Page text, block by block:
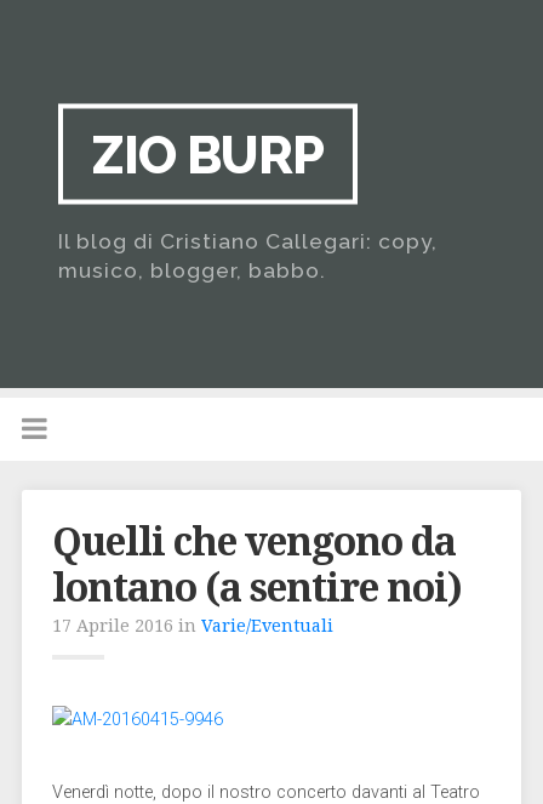
ZIO BURP
Il blog di Cristiano Callegari: copy,
musico, blogger, babbo.
Quelli che vengono da
lontano (a sentire noi)
17 Aprile 2016 in Varie/Eventuali
Venerdì notte, dopo il nostro concerto davanti al Teatro